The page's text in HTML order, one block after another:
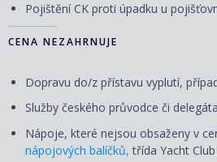
Pojištění CK proti úpadku u
CENA NEZAHRNUJE
Dopravu do/z přístavu vyplutí,
Služby českého průvodce či delegáta
Nápoje, které nejsou obsaženy v
nápojových balíčků, třída Yacht